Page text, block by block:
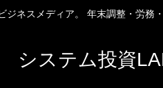
ネスメディア。 年末調整・労務
システム投資